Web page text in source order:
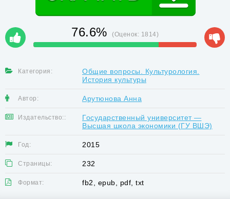
76.6% (Оценок: 1814)
Категория:
Общие вопросы. Культурология.
История культуры
Автор: Арутюнова Анна
Издательство::
Государственный университет —
Высшая школа экономики (ГУ ВШЭ)
Год: 2015
Страницы: 232
Формат: fb2, epub, pdf, txt